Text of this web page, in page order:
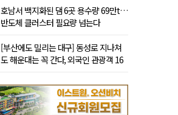
호남서 백지화된 댐 6곳 용수량 69만t…
반도체 클러스터 필요량 넘는다
[부산에도 밀리는 대구] 동성로 지나쳐
도 해운대는 꼭 간다, 외국인 관광객 16